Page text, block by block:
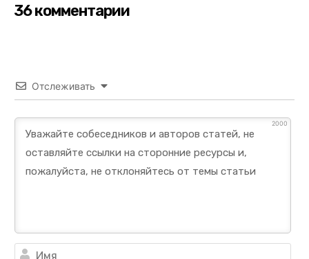
36 комментарии
Отслеживать
2000